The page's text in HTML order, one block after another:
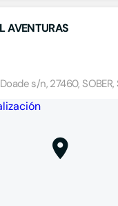
AVENTURAS
s/n, 27460, SOBER,